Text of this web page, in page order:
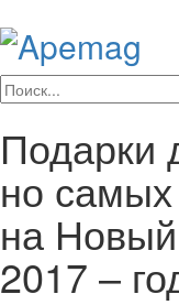
Подарки
но
на
2017 –